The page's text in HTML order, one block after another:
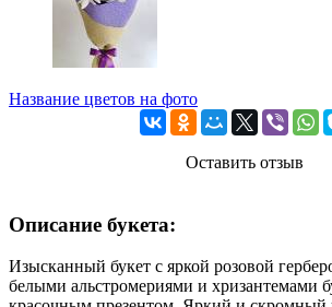
Название цветов на фото
Оставить отзыв
Описание букета:
Изысканный букет с яркой розовой
белыми альстромериями и хризантемами